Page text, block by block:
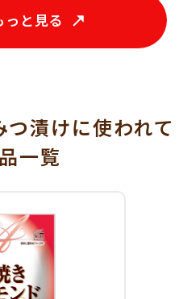
っと見る
漬けに使われて
一覧